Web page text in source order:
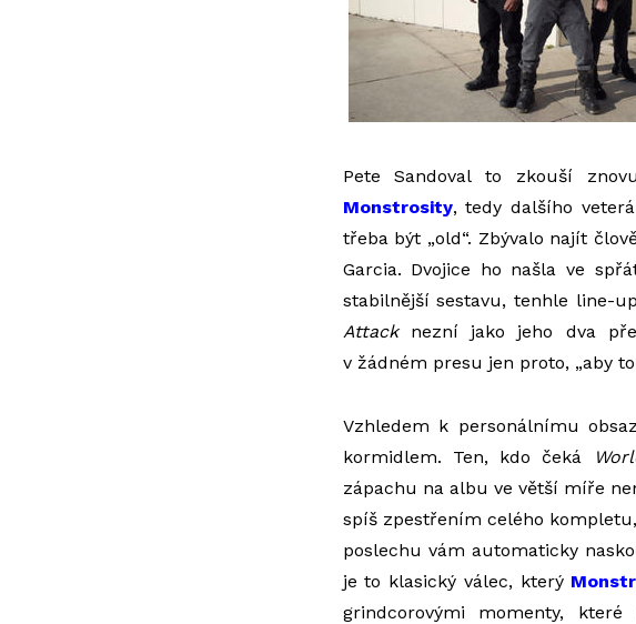
Pete Sandoval to zkouší
Monstrosity, tedy dalšího
třeba být „old“. Zbývalo najít
Garcia. Dvojice ho našla ve
stabilnější sestavu, tenhle line-
Attacknezní jako jeho dva
v žádném presu jen proto, „aby to
Vzhledem k personálnímu
kormidlem. Ten, kdo čeká
zápachu na albu ve větší míře
spíš zpestřením celého
poslechu vám automaticky
je to klasický válec, který
grindcorovými momenty,